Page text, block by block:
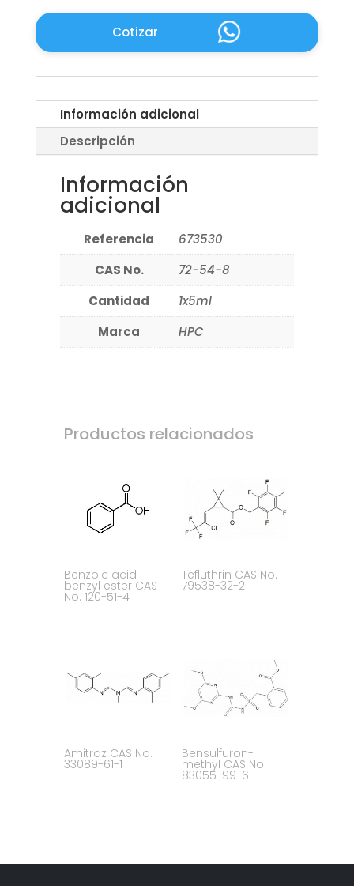
Cotizar
Información adicional
Descripción
Información
adicional
Referencia
673530
CAS No.
72-54-8
Cantidad
1x5ml
Marca
HPC
Productos relacionados
Benzoic acid
benzyl ester CAS
No. 120-51-4
Tefluthrin CAS No.
79538-32-2
Amitraz CAS No.
33089-61-1
Bensulfuron-
methyl CAS No.
83055-99-6